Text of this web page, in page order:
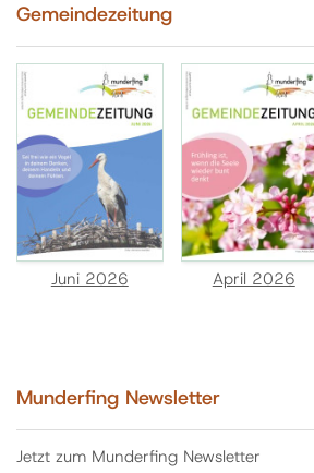
Gemeindezeitung
Juni 2026 April 2026
Munderfing Newsletter
Jetzt zum Munderfing Newsletter